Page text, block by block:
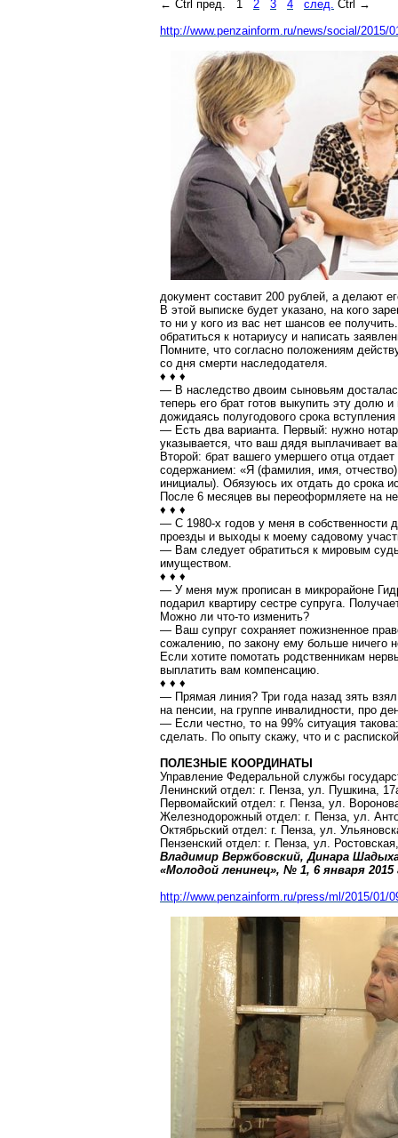
← Ctrl пред. 1 2 3 4 след. Ctrl →
http://www.penzainform.ru/news/social/2015/
документ составит 200 рублей, а делают
В этой выписке будет указано, на кого
то ни у кого из вас нет шансов ее
обратиться к нотариусу и написать
Помните, что согласно положениям
со дня смерти наследодателя.
♦ ♦ ♦
— В наследство двоим сыновьям
теперь его брат готов выкупить эту долю
дожидаясь полугодового срока
— Есть два варианта. Первый: нужно
указывается, что ваш дядя выплачивает
Второй: брат вашего умершего отца
содержанием: «Я (фамилия, имя,
инициалы). Обязуюсь их отдать до срока
После 6 месяцев вы переоформляете на
♦ ♦ ♦
— С 1980-х годов у меня в собственности
проезды и выходы к моему садовому
— Вам следует обратиться к мировым
имуществом.
♦ ♦ ♦
— У меня муж прописан в микрорайоне
подарил квартиру сестре супруга.
Можно ли что-то изменить?
— Ваш супруг сохраняет пожизненное
сожалению, по закону ему больше ничего
Если хотите помотать родственникам
выплатить вам компенсацию.
♦ ♦ ♦
— Прямая линия? Три года назад зять
на пенсии, на группе инвалидности, про
— Если честно, то на 99% ситуация
сделать. По опыту скажу, что и с
ПОЛЕЗНЫЕ КООРДИНАТЫ
Управление Федеральной службы
Ленинский отдел: г. Пенза, ул. Пушкина,
Первомайский отдел: г. Пенза, ул.
Железнодорожный отдел: г. Пенза, ул.
Октябрьский отдел: г. Пенза, ул.
Пензенский отдел: г. Пенза, ул.
Владимир Вержбовский, Динара
«Молодой ленинец», № 1, 6 января2015
http://www.penzainform.ru/press/ml/2015/01/